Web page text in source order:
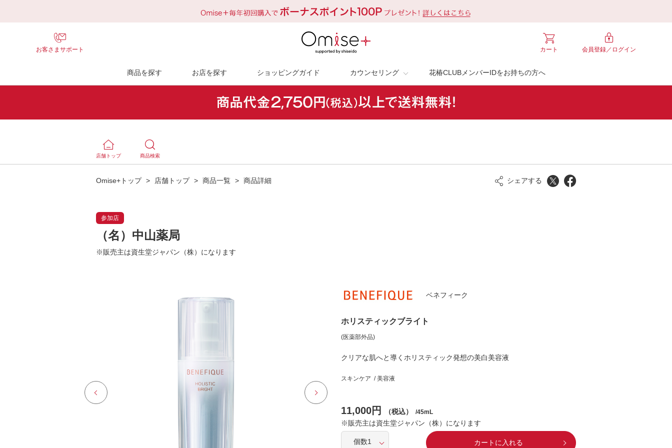
お客さまサポート 会員登録／ ログイン
カート
商品を探す お店を探す ショッピングガイド カウンセリング 花椿CLUBメンバーIDをお持ちの方へ
店舗トップ 商品検索
Omise+トップ > 店舗トップ > 商品一覧 > 商品詳細 シェアする
参加店
（名）中山薬局
※販売主は資生堂ジャパン（株）になります
ベネフィーク
ホリスティックブライト
(医薬部外品)
クリアな肌へと導くホリスティック発想の美白美容液
スキンケア / 美容液
11,000円 （税込） /45mL
※販売主は資生堂ジャパン（株）になります
カートに入れる